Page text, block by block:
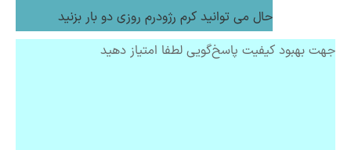
حال می توانید کرم رژودرم روزی دو بار بزنید
جهت بهبود کیفیت پاسخ‌گویی لطفا امتیاز دهید